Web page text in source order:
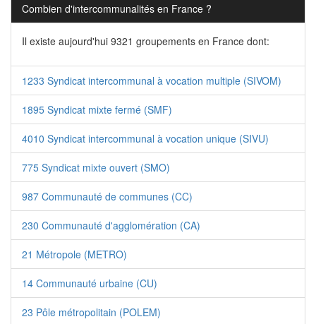
Combien d'intercommunalités en France ?
Il existe aujourd'hui 9321 groupements en France dont:
1233 Syndicat intercommunal à vocation multiple (SIVOM)
1895 Syndicat mixte fermé (SMF)
4010 Syndicat intercommunal à vocation unique (SIVU)
775 Syndicat mixte ouvert (SMO)
987 Communauté de communes (CC)
230 Communauté d'agglomération (CA)
21 Métropole (METRO)
14 Communauté urbaine (CU)
23 Pôle métropolitain (POLEM)